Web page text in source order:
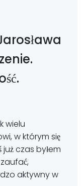
wielu
w którym się
już czas byłem
aktywny w